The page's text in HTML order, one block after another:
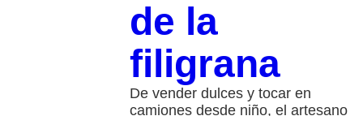
de la
filigrana
De vender dulces y tocar en
camiones desde niño, el artesano